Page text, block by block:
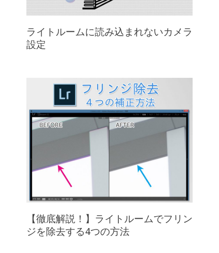
ライトルームに読み込まれないカメラ
設定
【徹底解説！】ライトルームでフリン
ジを除去する4つの方法